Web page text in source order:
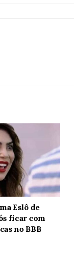
Eslô de
ficar com
no BBB